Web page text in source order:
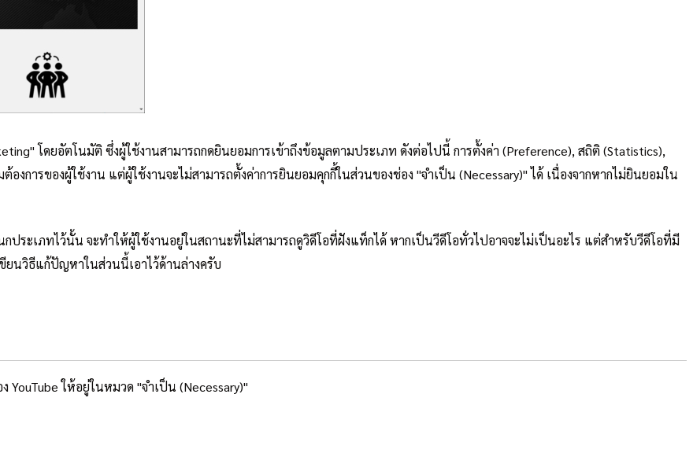
โดยอัตโนมัติ ซึ่งผู้ใช้งานสามารถกดยินยอมการเข้าถึงข้อมูลตามประเภท ดังต่อไปนี้ การตั้งค่า (Preference), สถิติ (Statistics),
งการของผู้ใช้งาน แต่ผู้ใช้งานจะไม่สามารถตั้งค่าการยินยอมคุกกี้ในส่วนของช่อง "จำเป็น (Necessary)" ได้ เนื่องจากหากไม่ยินยอมใน
ประเภทไว้นั้น จะทำให้ผู้ใช้งานอยู่ในสถานะที่ไม่สามารถดูวิดีโอที่ฝังแท็กได้ หากเป็นวีดีโอทั่วไปอาจจะไม่เป็นอะไร แต่สำหรับวีดีโอที่มี
นวิธีแก้ปัญหาในส่วนนี้เอาไว้ด้านล่างครับ
ให้อยู่ในหมวด "จำเป็น (Necessary)"